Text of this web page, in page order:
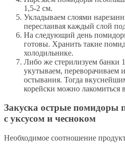
1,5-2 см.
Укладываем слоями
переслаивая каждый слой
На следующий день
готовы. Хранить такие
холодильнике.
Либо же стерилизуем банки
укутываем, переворачиваем
остывания. Тогда
корейски можно лакомиться
Закуска острые помидоры
с уксусом и чесноком
Необходимое соотношение